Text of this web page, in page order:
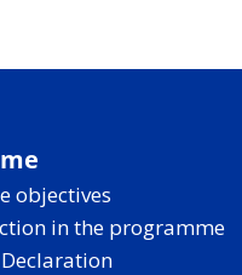
objectives
in the programme